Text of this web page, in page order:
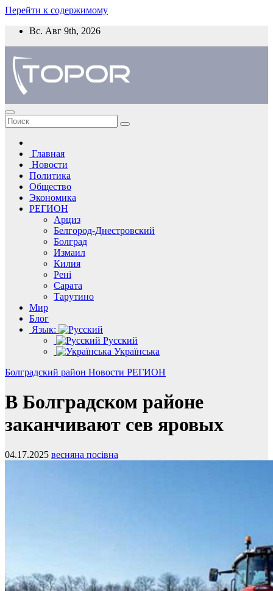
Перейти к содержимому
Вс. Авг 9th, 2026
Главная
Новости
Политика
Общество
Экономика
РЕГИОН
Арциз
Белгород-Днестровский
Болград
Измаил
Килия
Рені
Сарата
Тарутино
Мир
Блог
Язык:
Русский
Українська
Болградский район Новости РЕГИОН
В Болградском районе
заканчивают сев яровых
04.17.2025 весняна посівна